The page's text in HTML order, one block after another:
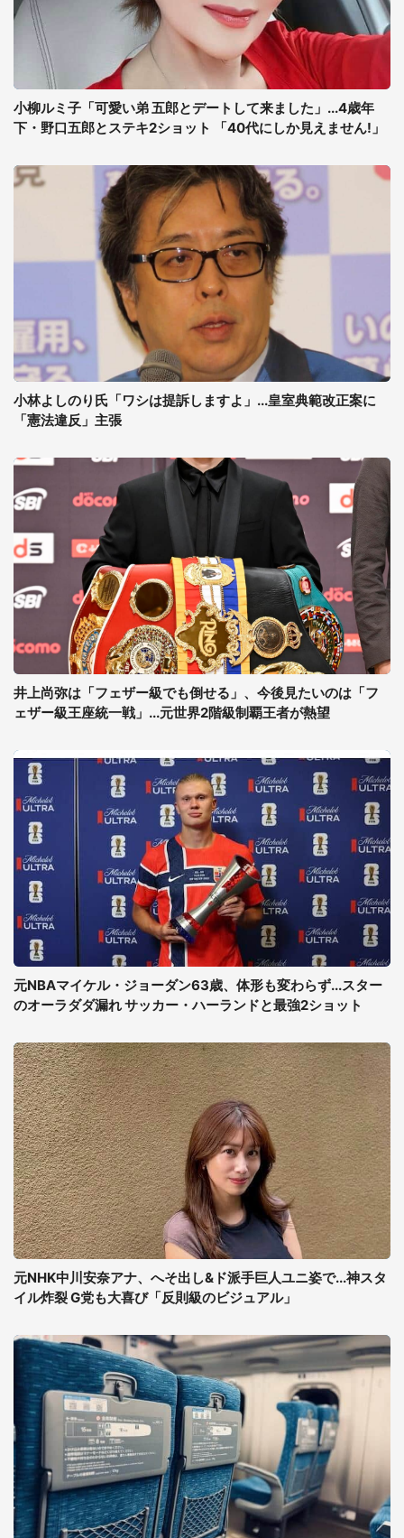
小柳ルミ子「可愛い弟 五郎とデートして来ました」...4歳年
下・野口五郎とステキ2ショット 「40代にしか見えません!」
小林よしのり氏「ワシは提訴しますよ」...皇室典範改正案に
「憲法違反」主張
井上尚弥は「フェザー級でも倒せる」、今後見たいのは「フ
ェザー級王座統一戦」...元世界2階級制覇王者が熱望
元NBAマイケル・ジョーダン63歳、体形も変わらず...スター
のオーラダダ漏れ サッカー・ハーランドと最強2ショット
元NHK中川安奈アナ、へそ出し&ド派手巨人ユニ姿で...神スタ
イル炸裂 G党も大喜び「反則級のビジュアル」